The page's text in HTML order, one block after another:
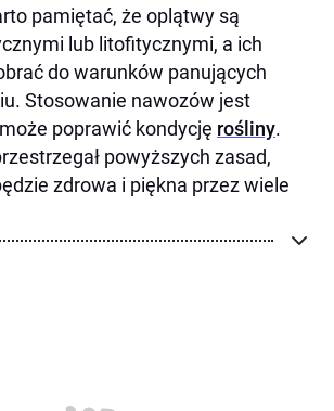
pamiętać, że oplątwy są
lub litofitycznymi, a ich
do warunków panujących
Stosowanie nawozów jest
poprawić kondycję rośliny.
powyższych zasad,
zdrowa i piękna przez wiele